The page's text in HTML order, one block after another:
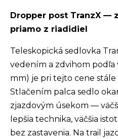
Dropper post TranzX —
priamo z riadidiel
Teleskopická sedlovka
vedením a zdvihom podľa
mm) je pri tejto cene
Stlačením palca sedlo
zjazdovým úsekom —
lepšia technika, väčšia
bez zastavenia. Na trail